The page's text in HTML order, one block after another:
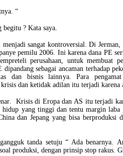
“
begitu ? Kata saya.
sangat kontroversial. Di Jerman,
pemilu 2006. Ini karena dana PE
perusahaan, untuk membuat
dipandang sebagai ancaman terhadap
dan bisnis lainnya. Para
dan ketidak adilan itu terjadi
Krisis di Eropa dan AS itu terjadi
hidup yang tinggi dan tentu margin
dan Jepang yang bisa berproduksi
tanda setuju “ Ada benarnya.
produksi, dengan prinsip stop rakus.